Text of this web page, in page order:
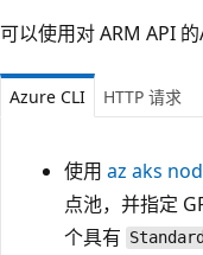
可以使用对 ARM API
Azure CLI HTTP 请求
使用 az aks
点池，并指定
个具有